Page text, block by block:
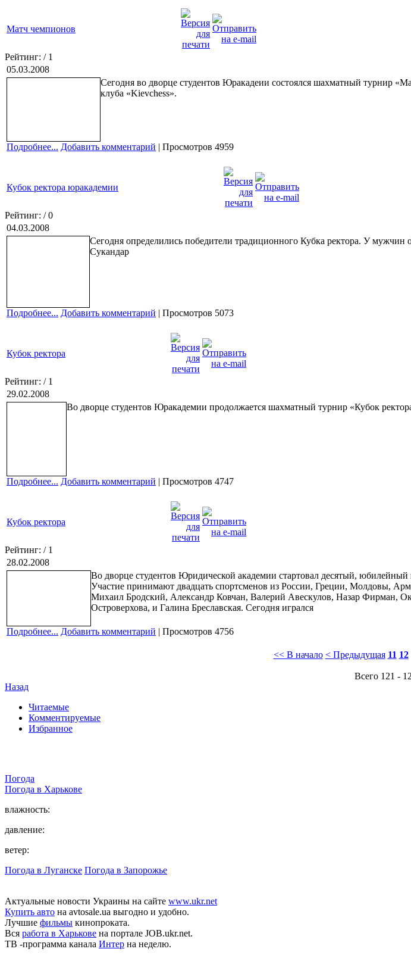
Матч чемпионов
Рейтинг: / 1
05.03.2008
Сегодня во дворце студентов Юракадеии состоялся шахматный турнир
клуба «Kievchess».
Подробнее... Добавить комментарий | Просмотров 4959
Кубок ректора юракадемии
Рейтинг: / 0
04.03.2008
Сегодня определились победители традиционного Кубка ректора. У
Сукандар
Подробнее... Добавить комментарий | Просмотров 5073
Кубок ректора
Рейтинг: / 1
29.02.2008
Во дворце студентов Юракадемии продолжается шахматный турнир «Кубок
Подробнее... Добавить комментарий | Просмотров 4747
Кубок ректора
Рейтинг: / 1
28.02.2008
Во дворце студентов Юридической академии стартовал десятый,
Участие принимают двадцать спортсменов из России, Греции, Молдовы,
Михаил Бродский, Александр Ковчан, Валерий Авескулов, Назар Фирман,
Островерхова, и Галина Бреславская. Сегодня игрался
Подробнее... Добавить комментарий | Просмотров 4756
<< В начало < Предыдущая 11 12
Всего 121 -
Назад
Читаемые
Комментируемые
Избранное
Погода
Погода в Харькове
влажность:
давление:
ветер:
Погода в Луганске Погода в Запорожье
Актуальные новости Украины на сайте www.ukr.net
Купить авто на avtosale.ua выгодно и удобно.
Лучшие фильмы кинопроката.
Вся работа в Харькове на портале JOB.ukr.net.
ТВ -программа канала Интер на неделю.